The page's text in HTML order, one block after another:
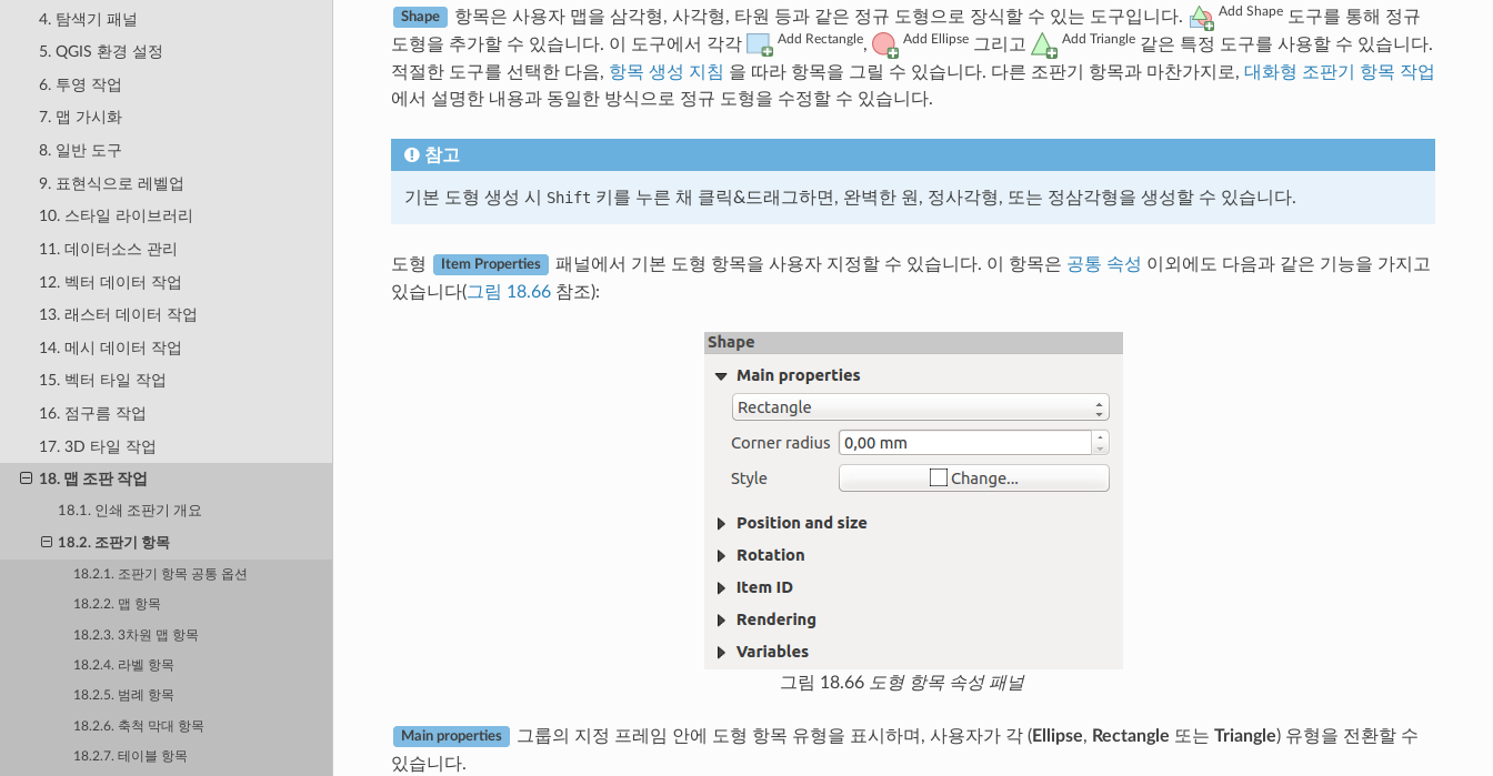
4. 탐색기 패널
5. QGIS 환경 설정
6. 투영 작업
7. 맵 가시화
8. 일반 도구
9. 표현식으로 레벨업
10. 스타일 라이브러리
11. 데이터소스 관리
12. 벡터 데이터 작업
13. 래스터 데이터 작업
14. 메시 데이터 작업
15. 벡터 타일 작업
16. 점구름 작업
17. 3D 타일 작업
18. 맵 조판 작업
18.1. 인쇄 조판기 개요
18.2. 조판기 항목
18.2.1. 조판기 항목 공통 옵션
18.2.2. 맵 항목
18.2.3. 3차원 맵 항목
18.2.4. 라벨 항목
18.2.5. 범례 항목
18.2.6. 축척 막대 항목
18.2.7. 테이블 항목
Shape 항목은 사용자 맵을 삼각형, 사각형, 타원 등과 같은 정규 도형으로 장식할 수 있는 도구입니다. Add Shape도구를 통해 정규
도형을 추가할 수 있습니다. 이 도구에서 각각
Add Rectangle, Add Ellipse그리고 Add Triangle같은 특정 도구를 사용할 수 있습니다.
적절한 도구를 선택한 다음, 항목 생성 지침 을 따라 항목을 그릴 수 있습니다. 다른 조판기 항목과 마찬가지로, 대화형 조판기 항목 작업
에서 설명한 내용과 동일한 방식으로 정규 도형을 수정할 수 있습니다.
참고
기본 도형 생성 시 Shift 키를 누른 채 클릭&드래그하면, 완벽한 원, 정사각형, 또는 정삼각형을 생성할 수 있습니다.
도형 Item Properties 패널에서 기본 도형 항목을 사용자 지정할 수 있습니다. 이 항목은 공통 속성 이외에도 다음과 같은 기능을 가지고
있습니다(그림 18.66참조):
그림 18.66 도형 항목 속성 패널
Main properties 그룹의 지정 프레임 안에 도형 항목 유형을 표시하며, 사용자가 각 (Ellipse, Rectangle 또는 Triangle) 유형을 전환할 수
있습니다.